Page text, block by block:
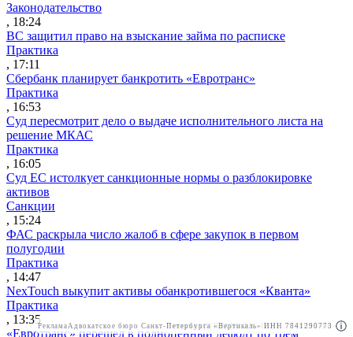
РекламаАО"ПРАВО.РУ" ИНН: 7708095468
Законодательство
, 18:24
ВС защитил право на взыскание займа по расписке
Практика
, 17:11
Сбербанк планирует банкротить «Евротранс»
Практика
, 16:53
Суд пересмотрит дело о выдаче исполнительного листа на
решение МКАС
Практика
, 16:05
Суд ЕС истолкует санкционные нормы о разблокировке
активов
Санкции
, 15:24
ФАС раскрыла число жалоб в сфере закупок в первом
полугодии
Практика
, 14:47
NexTouch выкупит активы обанкротившегося «Кванта»
Практика
, 13:35
«Евротранс» перешел в полноценный дефолт по трем
Реклама Адвокатское бюро Санкт-Петербурга «Вертикаль» ИНН 7841290773